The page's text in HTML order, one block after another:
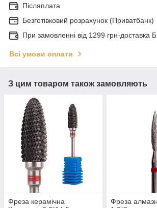
Післяплата
Безготівковий розрахунок (Приватбанк)
При замовленні від 1299 грн-
Всі умови оплати
З цим товаром також замовляють
Фреза керамічна
Фреза